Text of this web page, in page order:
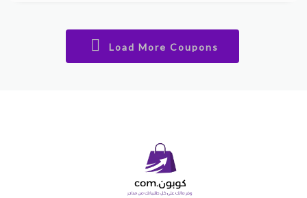
Load More Coupons